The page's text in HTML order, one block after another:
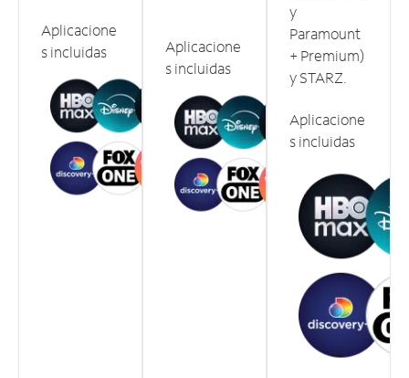
Aplicacione
s incluidas
Aplicacione
s incluidas
y
Paramount
+ Premium)
y STARZ.
Aplicacione
s incluidas